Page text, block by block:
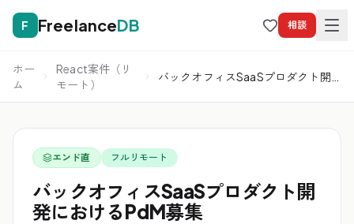
F FreelanceDB 相談
ホー
ム
React案件（リ
モート）
バックオフィスSaaSプロダクト開
エンド直 フルリモート
バックオフィスSaaSプロダクト開
発におけるPdM募集